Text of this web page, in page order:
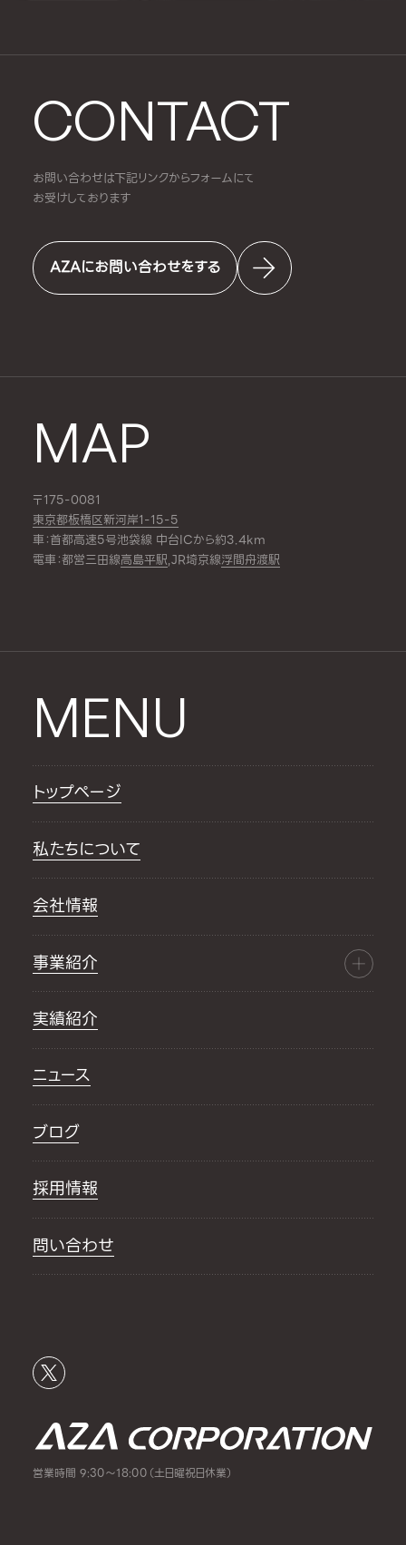
CONTACT
お問い合わせは下記リンクからフォームにて
お受けしております
AZAにお問い合わせをする
MAP
〒175-0081
東京都板橋区新河岸1-15-5
車：首都高速5号池袋線 中台ICから約3.4km
電車：都営三田線高島平駅,JR埼京線浮間舟渡駅
MENU
トップページ
私たちについて
会社情報
事業紹介
実績紹介
ニュース
ブログ
採用情報
問い合わせ
営業時間 9:30～18:00（土日曜祝日休業）